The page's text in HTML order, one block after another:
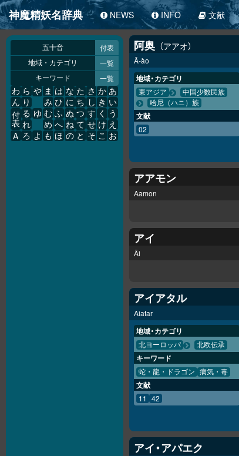
神魔精妖名辞典 NEWS INFO 文献
五十音 付表
地域・カテゴリ 一覧
キーワード 一覧
あ
い
う
え
お
か
き
く
け
こ
さ
し
す
せ
そ
た
ち
つ
て
と
な
に
ぬ
ね
の
は
ひ
ふ
へ
ほ
ま
み
む
め
も
や
ゆ
よ
ら
り
る
れ
ろ
わ
ん
付
表
A
阿奥 アアオ
Ā-ào
地域・カテゴリ
東アジア
中国少数民族
哈尼（ハニ）族
文献
02
アアモン
Aamon
アイ
Äi
アイアタル
Aiatar
地域・カテゴリ
北ヨーロッパ 北欧伝承
キーワード
蛇・龍・ドラゴン 病気・毒
文献
11 42
アイ・アパエク